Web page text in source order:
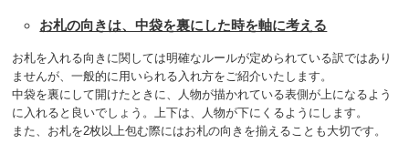
お札の向きは、中袋を裏にした時を軸に考える
お札を入れる向きに関しては明確なルールが定められている訳ではあり
ませんが、一般的に用いられる入れ方をご紹介いたします。
中袋を裏にして開けたときに、人物が描かれている表側が上になるよう
に入れると良いでしょう。上下は、人物が下にくるようにします。
また、お札を2枚以上包む際にはお札の向きを揃えることも大切です。